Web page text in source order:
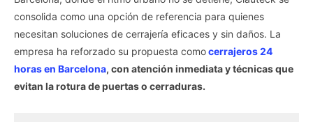
consolida como una opción de referencia para quienes
necesitan soluciones de cerrajería eficaces y sin daños. La
empresa ha reforzado su propuesta comocerrajeros 24
horas en Barcelona, con atención inmediata y técnicas que
evitan la rotura de puertas o cerraduras.